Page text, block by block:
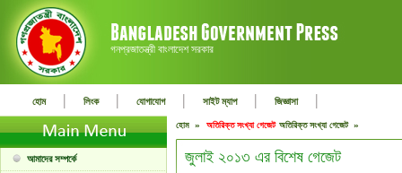
গনপ্রজাতন্ত্রী বাংলাদেশ সরকার
হোম | লিংক | যোগাযোগ | সাইট ম্যাপ | জিজ্ঞাসা |
আমাদের সম্পর্কে
হোম » অতিরিক্ত সংখ্যা গেজেট অতিরিক্ত সংখ্যা গেজেট »
জুলাই ২০১৩ এর বিশেষ গেজেট